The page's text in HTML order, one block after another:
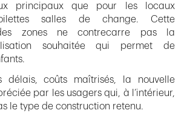
principaux que pour les locaux
salles de change. Cette
zones ne contrecarre pas la
souhaitée qui permet de
délais, coûts maîtrisés, la nouvelle
par les usagers qui, à l’intérieur,
le type de construction retenu.